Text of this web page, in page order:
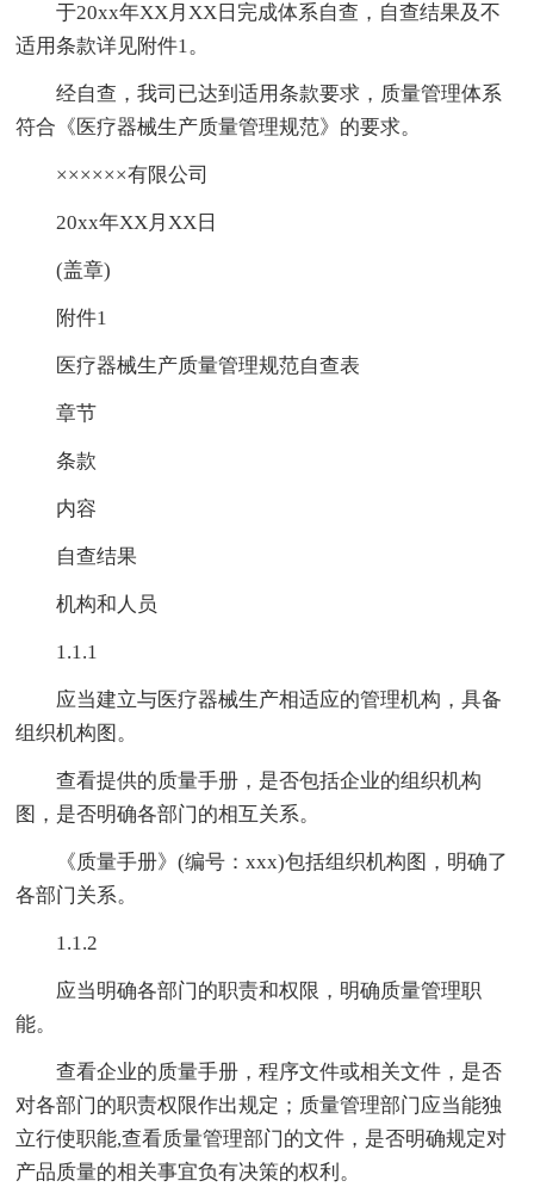
于20xx年XX月XX日完成体系自查，自查结果及不
适用条款详见附件1。
经自查，我司已达到适用条款要求，质量管理体系
符合《医疗器械生产质量管理规范》的要求。
××××××有限公司
20xx年XX月XX日
(盖章)
附件1
医疗器械生产质量管理规范自查表
章节
条款
内容
自查结果
机构和人员
1.1.1
应当建立与医疗器械生产相适应的管理机构，具备
组织机构图。
查看提供的质量手册，是否包括企业的组织机构
图，是否明确各部门的相互关系。
《质量手册》(编号：xxx)包括组织机构图，明确了
各部门关系。
1.1.2
应当明确各部门的职责和权限，明确质量管理职
能。
查看企业的质量手册，程序文件或相关文件，是否
对各部门的职责权限作出规定；质量管理部门应当能独
立行使职能,查看质量管理部门的文件，是否明确规定对
产品质量的相关事宜负有决策的权利。